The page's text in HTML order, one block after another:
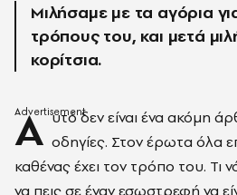
Μιλήσαμε με τα αγόρια
τρόπους του, και μετά
κορίτσια.
Α υτό δεν είναι ένα ακόμη
οδηγίες. Στον έρωτα όλα
καθένας έχει τον τρόπο του. Τι
να πεις σε έναν εσωστρεφή να